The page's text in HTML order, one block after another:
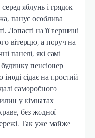
яблунь і грядок
панує особлива
Лопасті на її вершині
вітерцю, а поруч на
панелі, які самі
пенсіонер
сідає на простий
саморобного
у кімнатах
без жодної
Так уже майже